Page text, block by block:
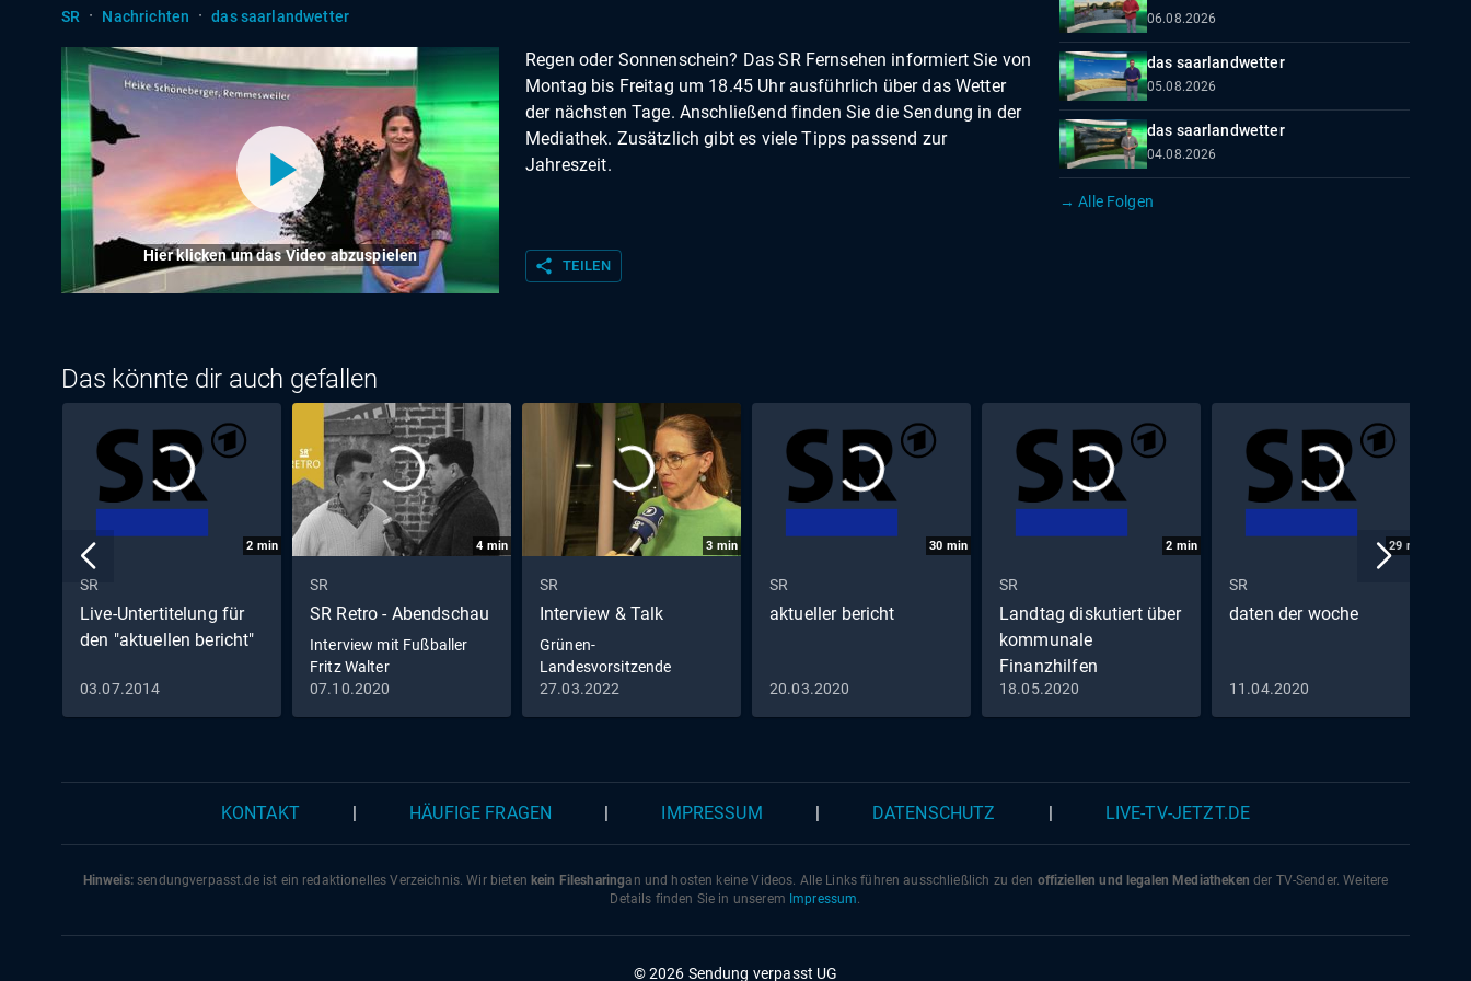
SR · Nachrichten · das saarlandwetter
Hier klicken um das Video abzuspielen
Regen oder Sonnenschein? Das SR Fernsehen informiert Sie von
Montag bis Freitag um 18.45 Uhr ausführlich über das Wetter
der nächsten Tage. Anschließend finden Sie die Sendung in der
Mediathek. Zusätzlich gibt es viele Tipps passend zur
Jahreszeit.
share TEILEN
06.08.2026
das saarlandwetter
05.08.2026
das saarlandwetter
04.08.2026
→ Alle Folgen
Das könnte dir auch gefallen
2 min
SR
Live-Untertitelung für
den "aktuellen bericht"
03.07.2014
4 min
SR
SR Retro - Abendschau
Interview mit Fußballer
Fritz Walter
07.10.2020
3 min
SR
Interview & Talk
Grünen-
Landesvorsitzende
Sullenberger: Von
27.03.2022
30 min
SR
aktueller bericht
20.03.2020
2 min
SR
Landtag diskutiert über
kommunale
Finanzhilfen
18.05.2020
29 min
SR
daten der woche
11.04.2020
KONTAKT HÄUFIGE FRAGEN IMPRESSUM DATENSCHUTZ LIVE-TV-JETZT.DE
Hinweis:sendungverpasst.deist ein redaktionelles Verzeichnis. Wir bieten kein Filesharingan und hosten keine Videos. Alle Links führen ausschließlich zu den offiziellen und legalen Mediatheken der TV-Sender. Weitere
Details finden Sie in unserem Impressum.
© 2026 Sendung verpasst UG